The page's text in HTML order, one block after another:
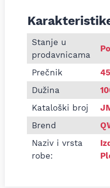
Informacije o
Stanje u
prodavnicama
Prečnik
45
Dužina
Kataloški broj
Brend
Naziv i vrsta
robe: